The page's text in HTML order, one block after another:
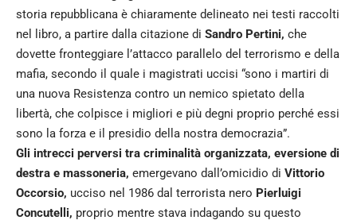
storia repubblicana è chiaramente delineato nei testi raccolti
nel libro, a partire dalla citazione di Sandro Pertini, che
dovette fronteggiare l’attacco parallelo del terrorismo e della
mafia, secondo il quale i magistrati uccisi “sono i martiri di
una nuova Resistenza contro un nemico spietato della
libertà, che colpisce i migliori e più degni proprio perché essi
sono la forza e il presidio della nostra democrazia”.
Gli intrecci perversi tra criminalità organizzata, eversione di
destra e massoneria, emergevano dall’omicidio di Vittorio
Occorsio, ucciso nel 1986 dal terrorista nero Pierluigi
Concutelli, proprio mentre stava indagando su questo